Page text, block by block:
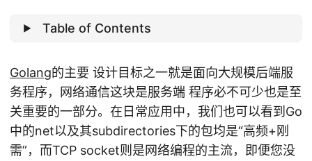
Table of Contents
Golang的主要 设计目标之一就是面向大规模后端服
务程序，网络通信这块是服务端 程序必不可少也是至
关重要的一部分。在日常应用中，我们也可以看到Go
中的net以及其subdirectories下的包均是“高频+刚
需”，而TCP socket则是网络编程的主流，即便您没